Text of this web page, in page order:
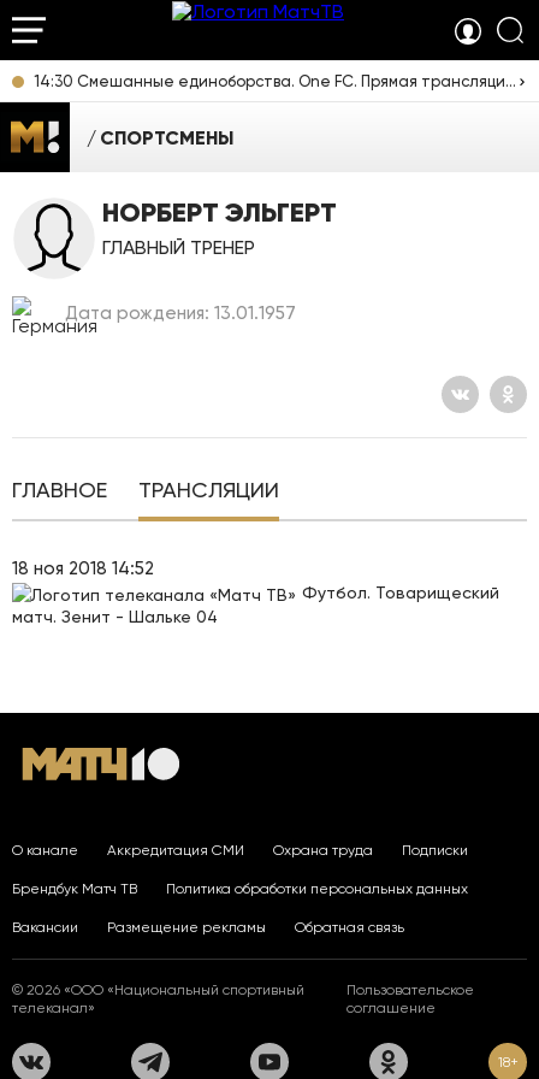
14:30 Смешанные единоборства. One FC. Прямая трансляция из Таиланда
СПОРТСМЕНЫ
НОРБЕРТ ЭЛЬГЕРТ
ГЛАВНЫЙ ТРЕНЕР
Дата рождения: 13.01.1957
ГЛАВНОЕ ТРАНСЛЯЦИИ
18 ноя 2018 14:52
Футбол. Товарищеский
матч. Зенит - Шальке 04
О канале Аккредитация СМИ Охрана труда Подписки
Брендбук Матч ТВ Политика обработки персональных данных
Вакансии Размещение рекламы Обратная связь
© 2026 «ООО «Национальный спортивный
телеканал»
Пользовательское
соглашение
18+